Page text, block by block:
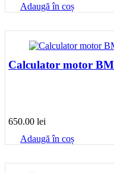
Adaugă în coș
Calculator motor
650.00 lei
Adaugă în coș